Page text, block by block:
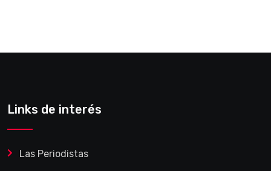
Links de interés
Las Periodistas